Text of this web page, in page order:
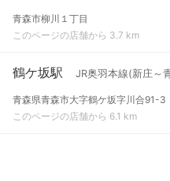
青森市柳川１丁目
このページの店舗から 3.7 km
鶴ケ坂駅 JR奥羽本線(新庄～
青森県青森市大字鶴ケ坂字川合91-3
このページの店舗から 6.1 km